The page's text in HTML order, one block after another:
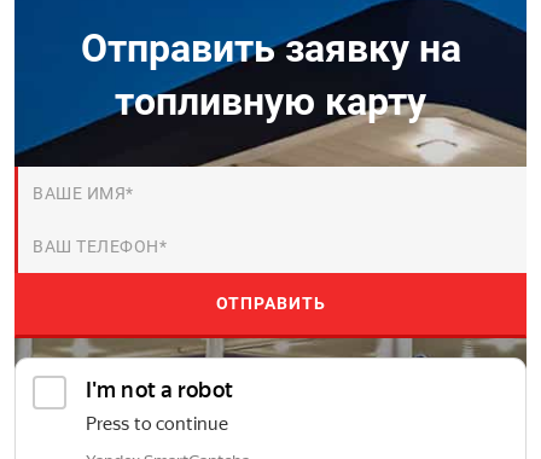
Отправить заявку на
топливную карту